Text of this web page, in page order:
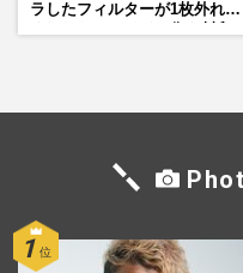
ラしたフィルターが1枚外れて